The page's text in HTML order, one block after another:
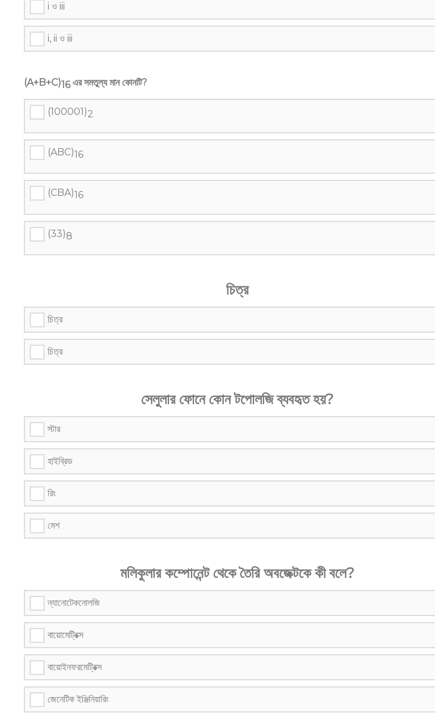
i ও iii
i, ii ও iii
(A+B+C)16এর সমতুল্য মান কোনটি?
(100001)2
(ABC)16
(CBA)16
(33)8
চিত্র
চিত্র
চিত্র
সেলুলার ফোনে কোন টপোলজি ব্যবহৃত হয়?
স্টার
হাইব্রিড
রিং
মেশ
মলিকুলার কম্পোনেন্ট থেকে তৈরি অবজেক্টকে কী বলে?
ন্যানোটেকনোলজি
বায়োমেট্রিক্স
বায়োইনফরমেট্রিক্স
জেনেটিক ইঞ্জিনিয়ারিং